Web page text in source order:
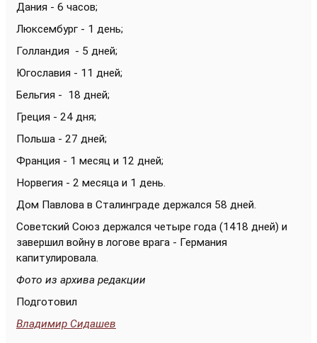
Дания - 6 часов;
Люксембург - 1 день;
Голландия - 5 дней;
Югославия - 11 дней;
Бельгия - 18 дней;
Греция - 24 дня;
Польша - 27 дней;
Франция - 1 месяц и 12 дней;
Норвегия - 2 месяца и 1 день.
Дом Павлова в Сталинграде держался 58 дней.
Советский Союз держался четыре года (1418 дней) и
завершил войну в логове врага - Германия
капитулировала.
Фото из архива редакции
Подготовил
Владимир Сидашев